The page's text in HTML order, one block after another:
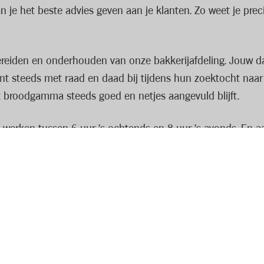
je het beste advies geven aan je klanten. Zo weet je
en onderhouden van onze bakkerijafdeling. Jouw
steeds met raad en daad bij tijdens hun zoektocht
steeds goed en netjes aangevuld blijft.
tussen 6 uur 's ochtends en 8 uur 's avonds. En